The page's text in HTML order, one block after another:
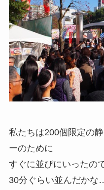
私たちは200個限定の
ーのために
すぐに並びにいったの
30分ぐらい並んだかな